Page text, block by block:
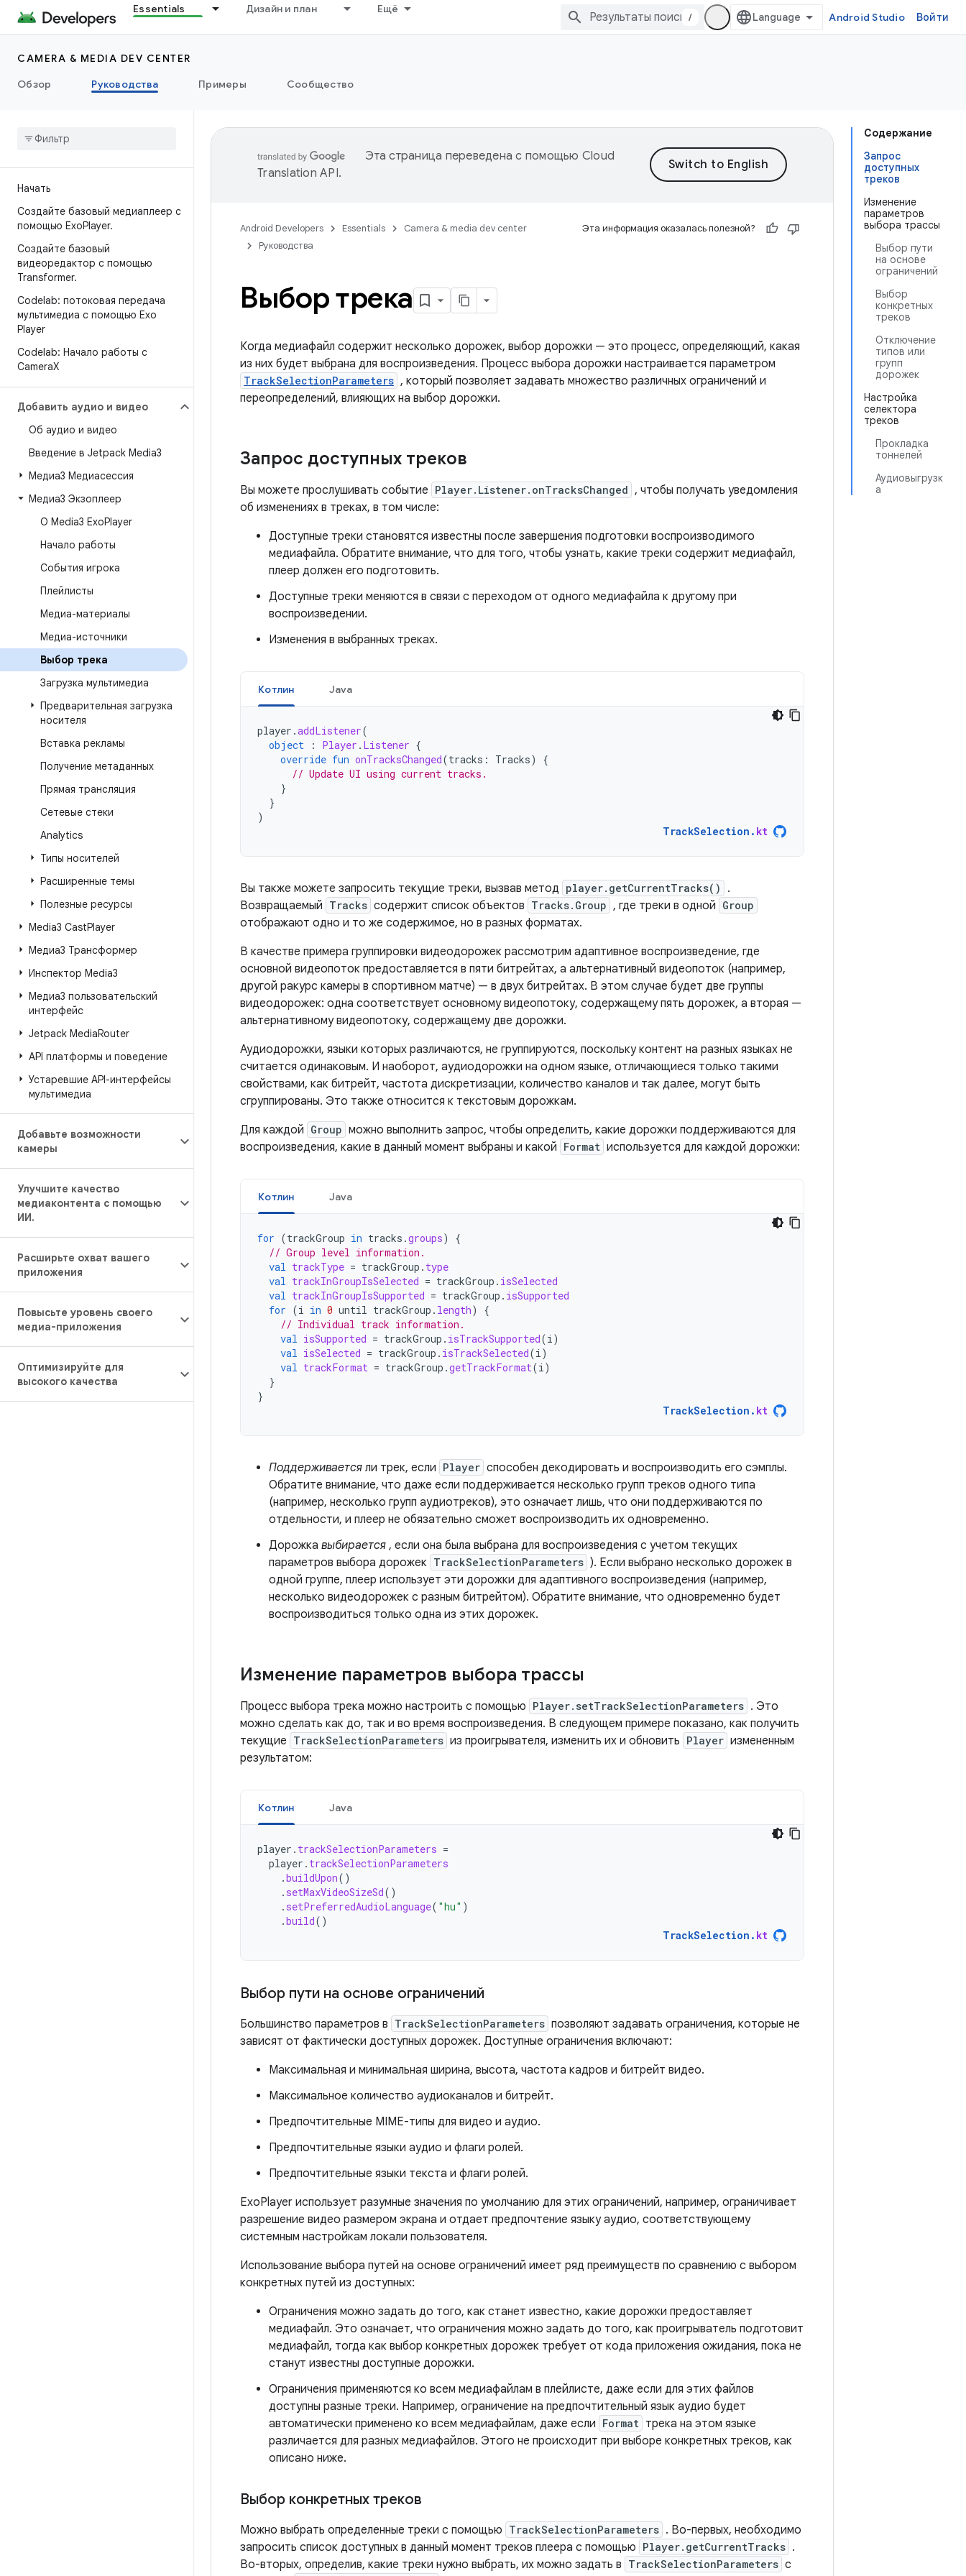
Essentials Дизайн и план Ещё
/ Android Studio Войти
CAMERA & MEDIA DEV CENTER
Обзор
Руководства Примеры Сообщество
Начать
Создайте базовый медиаплеер с
помощью ExoPlayer.
Создайте базовый
видеоредактор с помощью
Transformer.
Codelab: потоковая передача
мультимедиа с помощью Exo
Player
Codelab: Начало работы с
CameraX
Добавить аудио и видео
Об аудио и видео
Введение в Jetpack Media3
Медиа3 Медиасессия
Медиа3 Экзоплеер
О Media3 ExoPlayer
Начало работы
События игрока
Плейлисты
Медиа-материалы
Медиа-источники
Выбор трека
Загрузка мультимедиа
Предварительная загрузка
носителя
Вставка рекламы
Получение метаданных
Прямая трансляция
Сетевые стеки
Analytics
Типы носителей
Расширенные темы
Полезные ресурсы
Media3 CastPlayer
Медиа3 Трансформер
Инспектор Media3
Медиа3 пользовательский
интерфейс
Jetpack MediaRouter
API платформы и поведение
Устаревшие API-интерфейсы
мультимедиа
Добавьте возможности
камеры
Улучшите качество
медиаконтента с помощью
ИИ.
Расширьте охват вашего
приложения
Повысьте уровень своего
медиа-приложения
Оптимизируйте для
высокого качества
Содержание
Запрос
доступных
треков
Изменение
параметров
выбора трассы
Выбор пути
на основе
ограничений
Выбор
конкретных
треков
Отключение
типов или
групп
дорожек
Настройка
селектора
треков
Прокладка
тоннелей
Аудиовыгрузк
а
Эта страница переведена с помощью Cloud
Translation API.
Android Developers Essentials
Camera & media dev center
Руководства
Эта информация оказалась полезной?
Выбор трека
Когда медиафайл содержит несколько дорожек, выбор дорожки — это процесс, определяющий, какая
из них будет выбрана для воспроизведения. Процесс выбора дорожки настраивается параметром
TrackSelectionParameters , который позволяет задавать множество различных ограничений и
переопределений, влияющих на выбор дорожки.
Запрос доступных треков
Вы можете прослушивать событие Player.Listener.onTracksChanged , чтобы получать уведомления
об изменениях в треках, в том числе:
Доступные треки становятся известны после завершения подготовки воспроизводимого
медиафайла. Обратите внимание, что для того, чтобы узнать, какие треки содержит медиафайл,
плеер должен его подготовить.
Доступные треки меняются в связи с переходом от одного медиафайла к другому при
воспроизведении.
Изменения в выбранных треках.
Котлин Java
player .addListener(
object
: Player . Listener {
override fun onTracksChanged(tracks : Tracks)
{
// Update UI using current tracks.
}
}
)
TrackSelection . kt
Вы также можете запросить текущие треки, вызвав метод player.getCurrentTracks()
.
Возвращаемый Tracks содержит список объектов Tracks.Group , где треки в одной Group
отображают одно и то же содержимое, но в разных форматах.
В качестве примера группировки видеодорожек рассмотрим адаптивное воспроизведение, где
основной видеопоток предоставляется в пяти битрейтах, а альтернативный видеопоток (например,
другой ракурс камеры в спортивном матче) — в двух битрейтах. В этом случае будет две группы
видеодорожек: одна соответствует основному видеопотоку, содержащему пять дорожек, а вторая —
альтернативному видеопотоку, содержащему две дорожки.
Аудиодорожки, языки которых различаются, не группируются, поскольку контент на разных языках не
считается одинаковым. И наоборот, аудиодорожки на одном языке, отличающиеся только такими
свойствами, как битрейт, частота дискретизации, количество каналов и так далее, могут быть
сгруппированы. Это также относится к текстовым дорожкам.
Для каждой Group можно выполнить запрос, чтобы определить, какие дорожки поддерживаются для
воспроизведения, какие в данный момент выбраны и какой Format используется для каждой дорожки:
Котлин Java
for (trackGroup in tracks .groups)
{
// Group level information.
val trackType = trackGroup . type
val trackInGroupIsSelected = trackGroup . isSelected
val trackInGroupIsSupported = trackGroup . isSupported
for (i in 0 until trackGroup . length)
{
// Individual track information.
val isSupported = trackGroup . isTrackSupported(i)
val isSelected = trackGroup . isTrackSelected(i)
val trackFormat = trackGroup .getTrackFormat(i)
}
}
TrackSelection . kt
Поддерживается ли трек, если Player способен декодировать и воспроизводить его сэмплы.
Обратите внимание, что даже если поддерживается несколько групп треков одного типа
(например, несколько групп аудиотреков), это означает лишь, что они поддерживаются по
отдельности, и плеер не обязательно сможет воспроизводить их одновременно.
Дорожка выбирается , если она была выбрана для воспроизведения с учетом текущих
параметров выбора дорожек TrackSelectionParameters ). Если выбрано несколько дорожек в
одной группе, плеер использует эти дорожки для адаптивного воспроизведения (например,
несколько видеодорожек с разным битрейтом). Обратите внимание, что одновременно будет
воспроизводиться только одна из этих дорожек.
Изменение параметров выбора трассы
Процесс выбора трека можно настроить с помощью Player.setTrackSelectionParameters . Это
можно сделать как до, так и во время воспроизведения. В следующем примере показано, как получить
текущие TrackSelectionParameters из проигрывателя, изменить их и обновить Player измененным
результатом:
Котлин Java
player . trackSelectionParameters =
player . trackSelectionParameters
.buildUpon()
. setMaxVideoSizeSd()
. setPreferredAudioLanguage( "hu" )
.build()
TrackSelection . kt
Выбор пути на основе ограничений
Большинство параметров в TrackSelectionParameters позволяют задавать ограничения, которые не
зависят от фактически доступных дорожек. Доступные ограничения включают:
Максимальная и минимальная ширина, высота, частота кадров и битрейт видео.
Максимальное количество аудиоканалов и битрейт.
Предпочтительные MIME-типы для видео и аудио.
Предпочтительные языки аудио и флаги ролей.
Предпочтительные языки текста и флаги ролей.
ExoPlayer использует разумные значения по умолчанию для этих ограничений, например, ограничивает
разрешение видео размером экрана и отдает предпочтение языку аудио, соответствующему
системным настройкам локали пользователя.
Использование выбора путей на основе ограничений имеет ряд преимуществ по сравнению с выбором
конкретных путей из доступных:
Ограничения можно задать до того, как станет известно, какие дорожки предоставляет
медиафайл. Это означает, что ограничения можно задать до того, как проигрыватель подготовит
медиафайл, тогда как выбор конкретных дорожек требует от кода приложения ожидания, пока не
станут известны доступные дорожки.
Ограничения применяются ко всем медиафайлам в плейлисте, даже если для этих файлов
доступны разные треки. Например, ограничение на предпочтительный язык аудио будет
автоматически применено ко всем медиафайлам, даже если Format трека на этом языке
различается для разных медиафайлов. Этого не происходит при выборе конкретных треков, как
описано ниже.
Выбор конкретных треков
Можно выбрать определенные треки с помощью TrackSelectionParameters . Во-первых, необходимо
запросить список доступных в данный момент треков плеера с помощью Player.getCurrentTracks .
Во-вторых, определив, какие треки нужно выбрать, их можно задать в TrackSelectionParameters с